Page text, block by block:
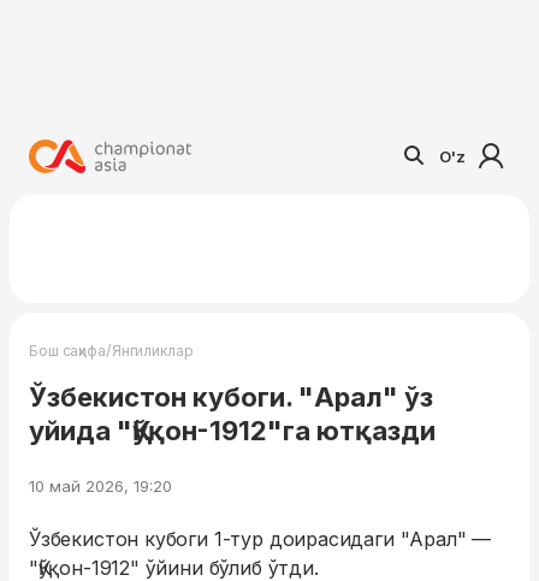
O'z
Бош саҳифа/Янгиликлар
Ўзбекистон кубоги. "Арал" ўз
уйида "Қўқон-1912"га ютқазди
10 май 2026, 19:20
Ўзбекистон кубоги 1-тур доирасидаги "Арал" —
"Қўқон-1912" ўйини бўлиб ўтди.